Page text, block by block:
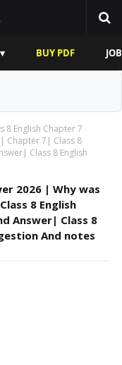
BUY PDF
8 English Chapter 7
Chapter 7| Class 8
Class 8 English
2026 | Why was
8 English
Answer| Class 8
And notes